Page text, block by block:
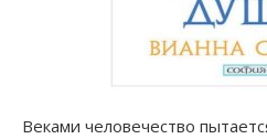
Веками человечество